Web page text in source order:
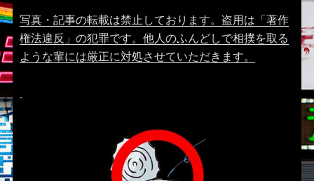
写真・記事の転載は禁止しております。盗用は「著作
権法違反」の犯罪です。他人のふんどしで相撲を取る
ような輩には厳正に対処させていただきます。